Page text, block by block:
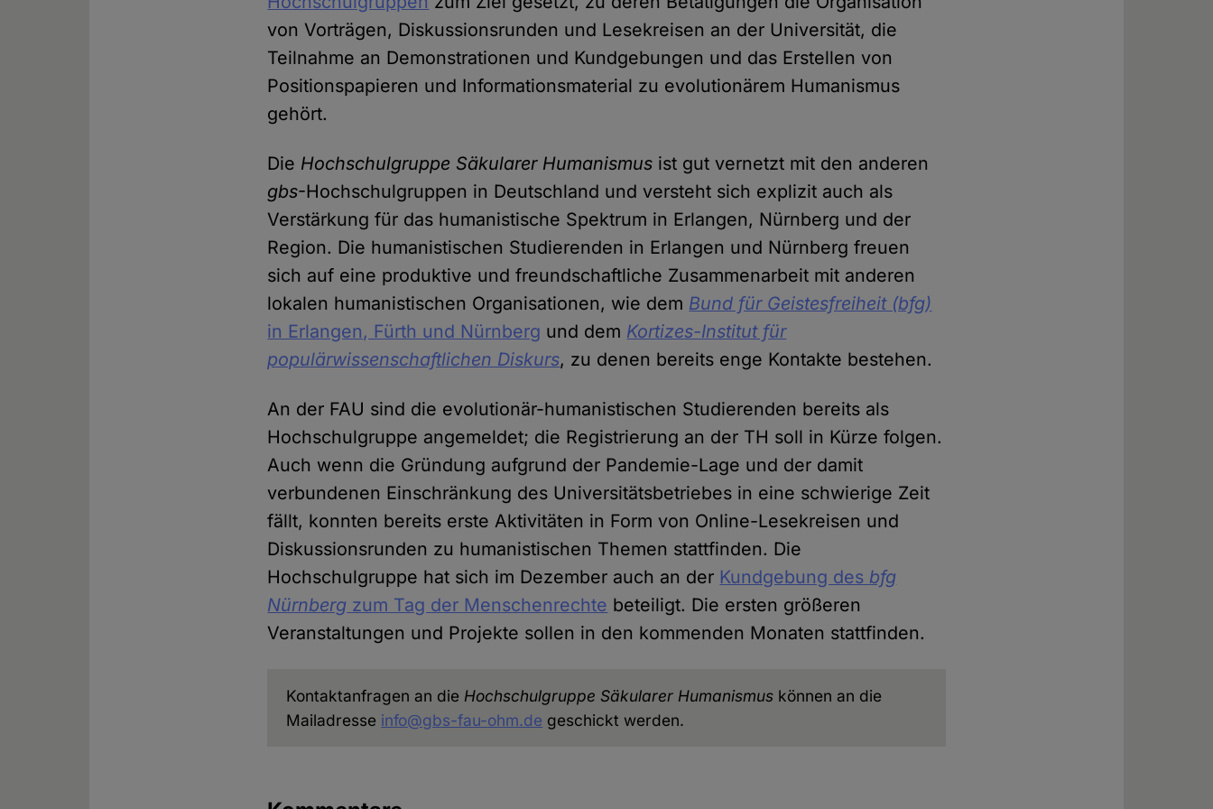
von Vorträgen, Diskussionsrunden und Lesekreisen an der Universität, die
Teilnahme an Demonstrationen und Kundgebungen und das Erstellen von
Positionspapieren und Informationsmaterial zu evolutionärem Humanismus
gehört.
Die Hochschulgruppe Säkularer Humanismus ist gut vernetzt mit den anderen
gbs-Hochschulgruppen in Deutschland und versteht sich explizit auch als
Verstärkung für das humanistische Spektrum in Erlangen, Nürnberg und der
Region. Die humanistischen Studierenden in Erlangen und Nürnberg freuen
sich auf eine produktive und freundschaftliche Zusammenarbeit mit anderen
lokalen humanistischen Organisationen, wie dem Bund für Geistesfreiheit (bfg)
in Erlangen, Fürth und Nürnberg und dem Kortizes-Institut für
populärwissenschaftlichen Diskurs, zu denen bereits enge Kontakte bestehen.
An der FAU sind die evolutionär-humanistischen Studierenden bereits als
Hochschulgruppe angemeldet; die Registrierung an der TH soll in Kürze folgen.
Auch wenn die Gründung aufgrund der Pandemie-Lage und der damit
verbundenen Einschränkung des Universitätsbetriebes in eine schwierige Zeit
fällt, konnten bereits erste Aktivitäten in Form von Online-Lesekreisen und
Diskussionsrunden zu humanistischen Themen stattfinden. Die
Hochschulgruppe hat sich im Dezember auch an der Kundgebung des bfg
Nürnberg zum Tag der Menschenrechte beteiligt. Die ersten größeren
Veranstaltungen und Projekte sollen in den kommenden Monaten stattfinden.
Kontaktanfragen an die Hochschulgruppe Säkularer Humanismus können an die
Mailadresse info@gbs-fau-ohm.de geschickt werden.